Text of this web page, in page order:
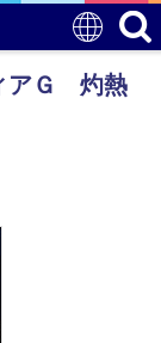
アＧ 灼熱